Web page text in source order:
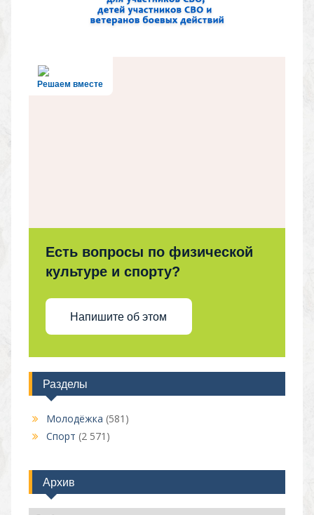
Решаем вместе
Есть вопросы по физической
культуре и спорту?
Напишите об этом
Разделы
Молодёжка (581)
Спорт (2 571)
Архив